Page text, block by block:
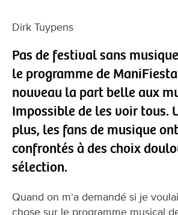
Dirk Tuypens
Pas de festival sans
le programme de
nouveau la part belle aux
Impossible de les voir tous.
plus, les fans de musique
confrontés à des choix
sélection.
Quand on m’a demandé si je
chose sur le programme musical